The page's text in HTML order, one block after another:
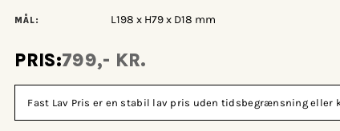
MÅL: L198 x H79 x D18 mm
PRIS:799,- KR.
Fast Lav Pris er en stabil lav pris uden tidsbegrænsning eller